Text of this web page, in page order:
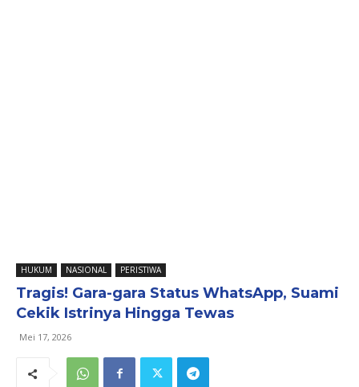
HUKUM NASIONAL PERISTIWA
Tragis! Gara-gara Status WhatsApp, Suami
Cekik Istrinya Hingga Tewas
Mei 17, 2026